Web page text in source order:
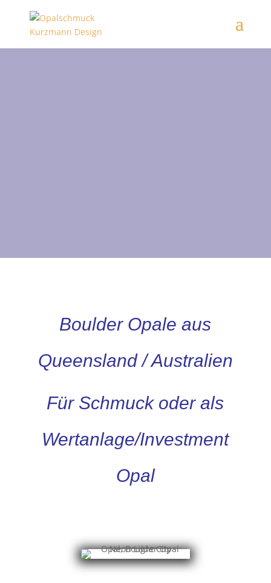
Boulder Opale aus
Queensland / Australien
Für Schmuck oder als
Wertanlage/Investment
Opal